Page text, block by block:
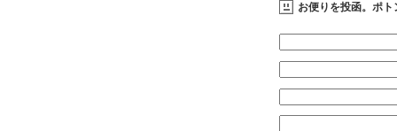
お便りを投函。ポト